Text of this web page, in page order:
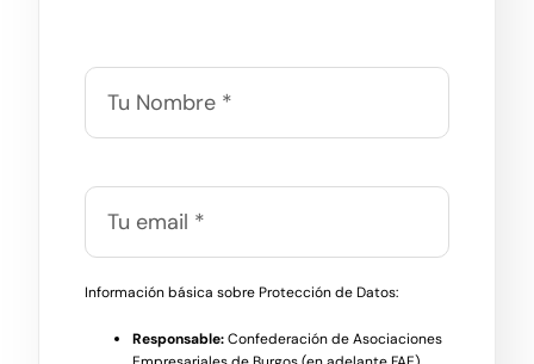
Información básica sobre Protección de Datos:
Responsable:Confederación de Asociaciones